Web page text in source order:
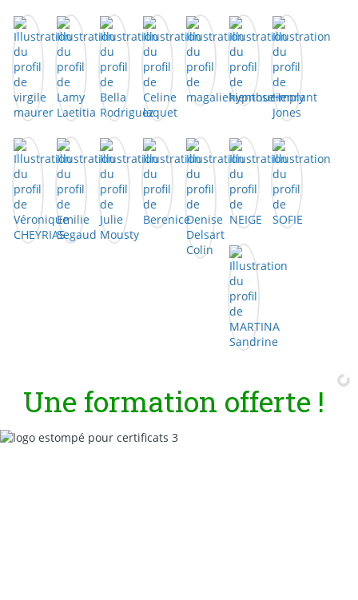
Une formation offerte !